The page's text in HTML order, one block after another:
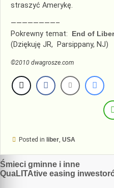
straszyć Amerykę.
————————–
Pokrewny temat: End of
(Dziękuję JR, Parsippany, NJ)
©2010 dwagrosze.com
Posted in liber USA
Nawigacja
wpisu
Śmieci gminne i inne
QuaLITAtive easing